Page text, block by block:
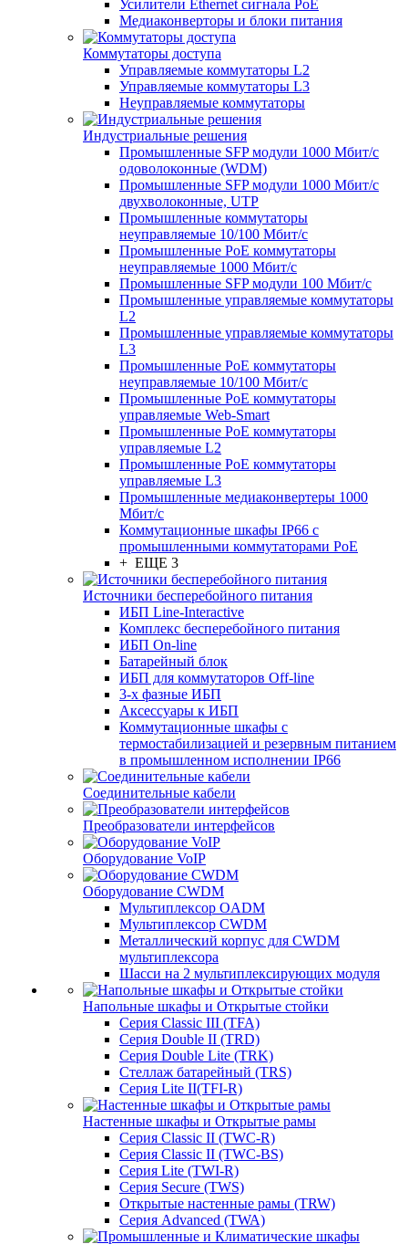
Усилители Ethernet сигнала PoE
Медиаконверторы и блоки питания
Коммутаторы доступа
Управляемые коммутаторы L2
Управляемые коммутаторы L3
Неуправляемые коммутаторы
Индустриальные решения
Промышленные SFP модули 1000 Мбит/c
одоволоконные (WDM)
Промышленные SFP модули 1000 Мбит/c
двухволоконные, UTP
Промышленные коммутаторы
неуправляемые 10/100 Мбит/с
Промышленные PoE коммутаторы
неуправляемые 1000 Мбит/с
Промышленные SFP модули 100 Мбит/c
Промышленные управляемые коммутаторы
L2
Промышленные управляемые коммутаторы
L3
Промышленные PoE коммутаторы
неуправляемые 10/100 Мбит/с
Промышленные PoE коммутаторы
управляемые Web-Smart
Промышленные PoE коммутаторы
управляемые L2
Промышленные PoE коммутаторы
управляемые L3
Промышленные медиаконвертеры 1000
Мбит/с
Коммутационные шкафы IP66 c
промышленными коммутаторами PoE
+ ЕЩЕ 3
Источники бесперебойного питания
ИБП Line-Interactive
Комплекс бесперебойного питания
ИБП On-line
Батарейный блок
ИБП для коммутаторов Off-line
3-х фазные ИБП
Аксессуары к ИБП
Коммутационные шкафы с
термостабилизацией и резервным питанием
в промышленном исполнении IP66
Соединительные кабели
Преобразователи интерфейсов
Оборудование VoIP
Оборудование CWDM
Мультиплекcор OADM
Мультиплексор CWDM
Металлический корпус для CWDM
мультиплексора
Шасси на 2 мультиплексирующих модуля
Напольные шкафы и Открытые стойки
Серия Classic III (TFA)
Серия Double II (TRD)
Серия Double Lite (TRK)
Стеллаж батарейный (TRS)
Серия Lite II(TFI-R)
Настенные шкафы и Открытые рамы
Серия Classic II (TWC-R)
Серия Classic II (TWC-BS)
Серия Lite (TWI-R)
Серия Secure (TWS)
Открытые настенные рамы (TRW)
Серия Advanced (TWA)